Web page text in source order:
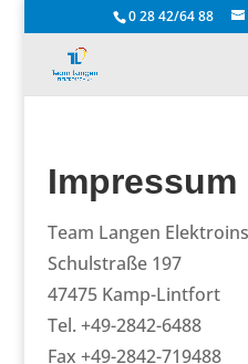
0 28 42/64 88
Impressum
Team Langen
Schulstraße 197
47475 Kamp-Lintfort
Tel. +49-2842-6488
Fax +49-2842-719488